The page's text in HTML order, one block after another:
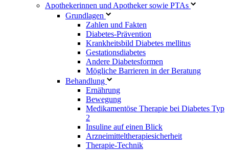
Apothekerinnen und Apotheker sowie PTAs
Grundlagen
Zahlen und Fakten
Diabetes-Prävention
Krankheitsbild Diabetes mellitus
Gestationsdiabetes
Andere Diabetesformen
Mögliche Barrieren in der Beratung
Behandlung
Ernährung
Bewegung
Medikamentöse Therapie bei Diabetes Typ
2
Insuline auf einen Blick
Arzneimitteltherapie­sicherheit
Therapie-Technik